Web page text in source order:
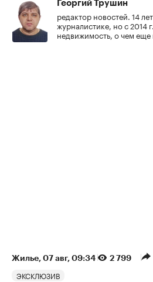
Георгий Трушин
редактор новостей. 14
журналистике, но с 2014
недвижимость, о чем еще
Жилье⁠, 07 авг, 09:34 2 799
ЭКСКЛЮЗИВ